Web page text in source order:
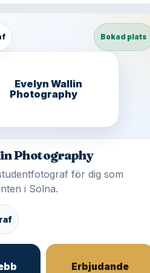
Bokad plats
Photography
för dig som
i Solna.
Erbjudande